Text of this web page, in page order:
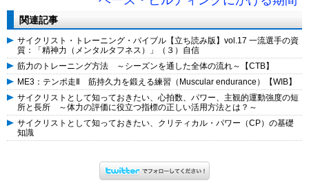
関連記事
サイクリスト・トレーニング・バイブル【立ち読み版】vol.17 一流選手の資
質：「精神力（メンタルタフネス）」（３）自信
筋力のトレーニング方法 ～シーズンを通した全体の流れ～【CTB】
ME3：テンポ走Ⅱ 筋持久力を鍛える練習（Muscular endurance）【WIB】
サイクリストとして知っておきたい、心拍数、パワー、主観的運動強度の短
所と長所 ～体力の評価に役立つ指標の正しい活用方法とは？～
サイクリストとして知っておきたい、クリティカル・パワー（CP）の基礎
知識